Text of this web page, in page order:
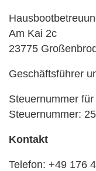
Am Kai 2c
23775
Geschäftsführer
Steuernummer
Steuernummer:
Kontakt
Telefon: +49 176